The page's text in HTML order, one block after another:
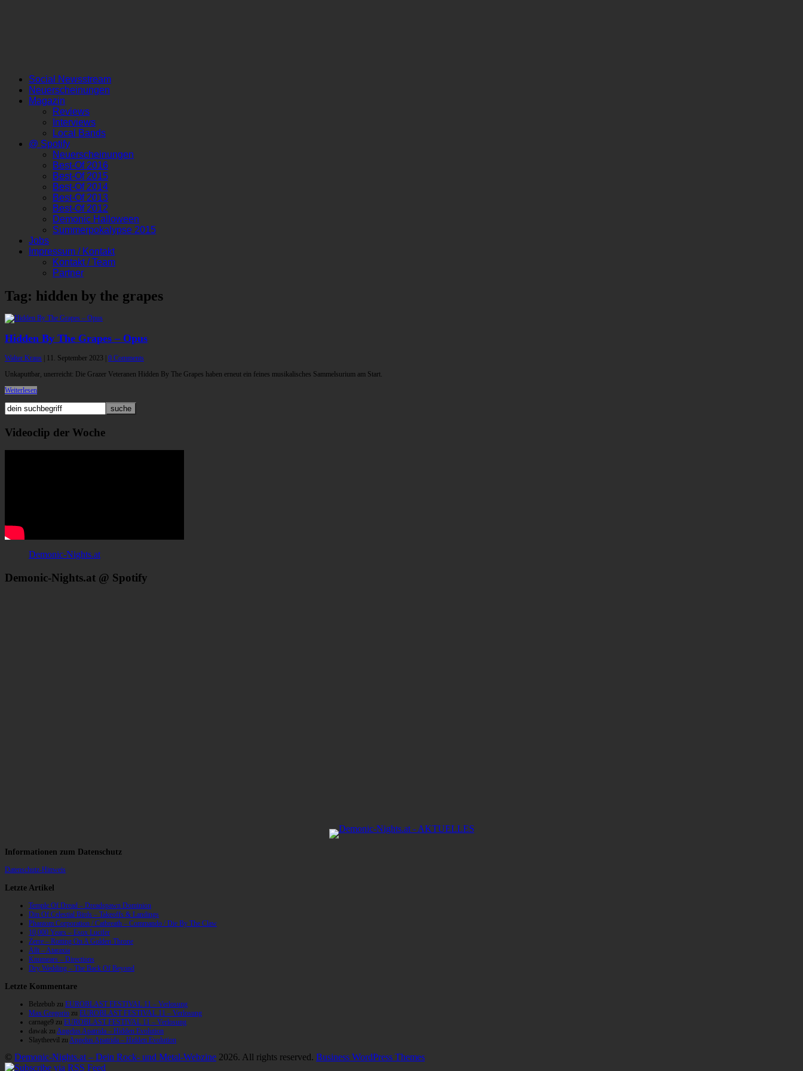
Social Newsstream
Neuerscheinungen
Magazin
Reviews
Interviews
Local Bands
@ Spotify
Neuerscheinungen
Best-Of 2016
Best-Of 2015
Best-Of 2014
Best-Of 2013
Best-Of 2012
Demonic Halloween
Summerpokalypse 2015
Jobs
Impressum / Kontakt
Kontakt / Team
Partner
Tag: hidden by the grapes
Hidden By The Grapes – Opus
Walter Kraus 11. September 2023
0 Comments
Unkaputtbar, unerreicht: Die Grazer Veteranen Hidden By The Grapes haben erneut ein feines musikalisches Sammelsurium am Start.
Weiterlesen
Videoclip der Woche
Demonic-Nights.at
Demonic-Nights.at @ Spotify
Informationen zum Datenschutz
Datenschutz-Hinweis
Letzte Artikel
Temple Of Dread – Dreadspawn Dominion
Din Of Celestial Birds – Takeoffs & Landings
Phantom Corporation / Catbreath – Commando / Die By The Claw
10,000 Years – Esox Lucifer
Zerre – Rotting On A Golden Throne
Allt – Ataraxia
Knumears – Directions
Dry Wedding – The Back Of Beyond
Letzte Kommentare
Belzebub zu EUROBLAST FESTIVAL 11 – Verlosung
Max Gregorio zu EUROBLAST FESTIVAL 11 – Verlosung
carnage9 zu EUROBLAST FESTIVAL 11 – Verlosung
dawak zu Angelus Apatrida – Hidden Evolution
Slaytheevil zu Angelus Apatrida – Hidden Evolution
© Demonic-Nights.at – Dein Rock- und Metal-Webzine 2026. All rights reserved. Business WordPress Themes